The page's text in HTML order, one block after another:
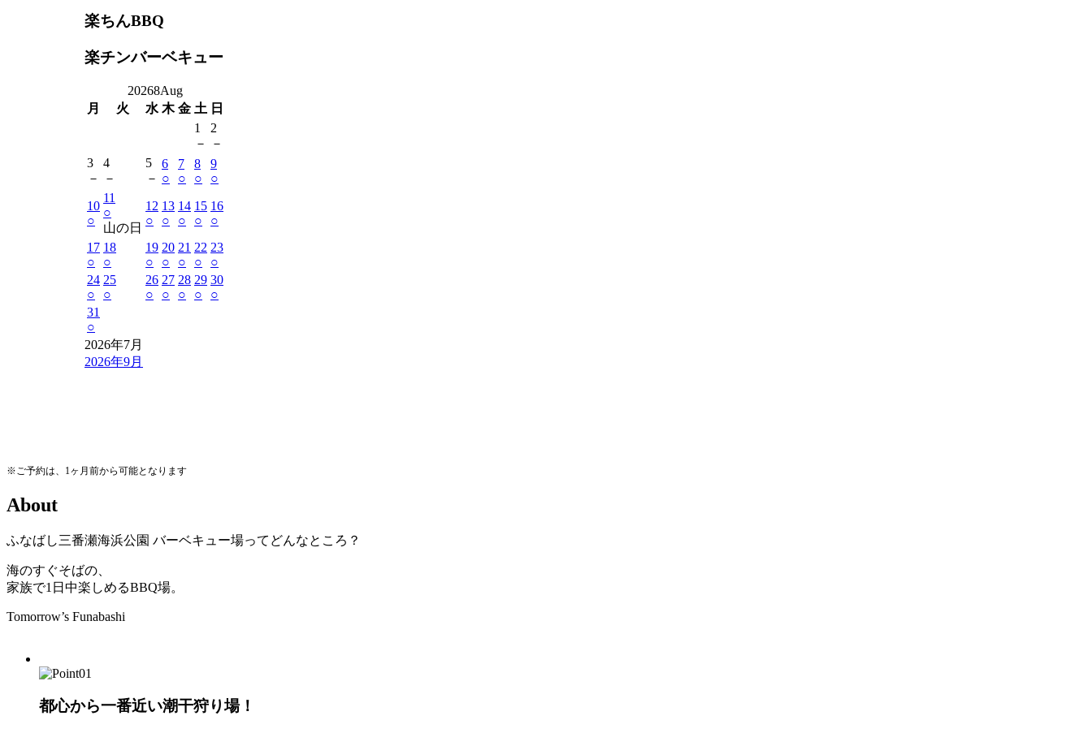
楽ちんBBQ
楽チンバーベキュー
20268Aug
月
火 水 木 金 土 日
1
－
2
－
3
－
4
－
5
－
6
○
7
○
8
○
9
○
10
○
11
○
山の日
12
○
13
○
14
○
15
○
16
○
17
○
18
○
19
○
20
○
21
○
22
○
23
○
24
○
25
○
26
○
27
○
28
○
29
○
30
○
31
○
2026年7月
2026年9月
※ご予約は、1ヶ月前から可能となります
About
ふなばし三番瀬海浜公園 バーベキュー場ってどんなところ？
海のすぐそばの、
家族で1日中楽しめるBBQ場。
Tomorrow’s Funabashi
都心から一番近い潮干狩り場！